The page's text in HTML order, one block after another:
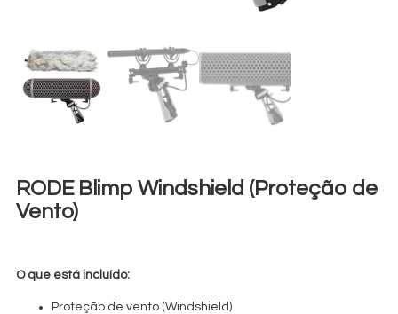
RODE Blimp Windshield (Proteção de
Vento)
O que está incluído:
Proteção de vento (Windshield)